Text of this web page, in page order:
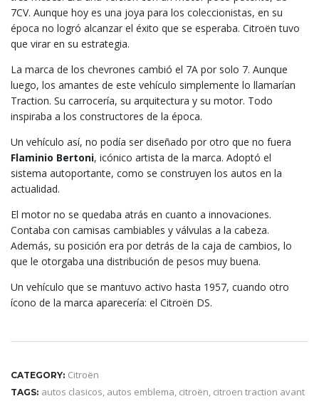
7CV. Aunque hoy es una joya para los coleccionistas, en su
época no logró alcanzar el éxito que se esperaba. Citroën tuvo
que virar en su estrategia.
La marca de los chevrones cambió el 7A por solo 7. Aunque
luego, los amantes de este vehículo simplemente lo llamarían
Traction. Su carrocería, su arquitectura y su motor. Todo
inspiraba a los constructores de la época.
Un vehículo así, no podía ser diseñado por otro que no fuera
Flaminio Bertoni, icónico artista de la marca. Adoptó el
sistema autoportante, como se construyen los autos en la
actualidad.
El motor no se quedaba atrás en cuanto a innovaciones.
Contaba con camisas cambiables y válvulas a la cabeza.
Además, su posición era por detrás de la caja de cambios, lo
que le otorgaba una distribución de pesos muy buena.
Un vehículo que se mantuvo activo hasta 1957, cuando otro
ícono de la marca aparecería: el Citroën DS.
CATEGORY: Citroën
TAGS: autos clasicos, autos emblema, citroën, citroen traction avant